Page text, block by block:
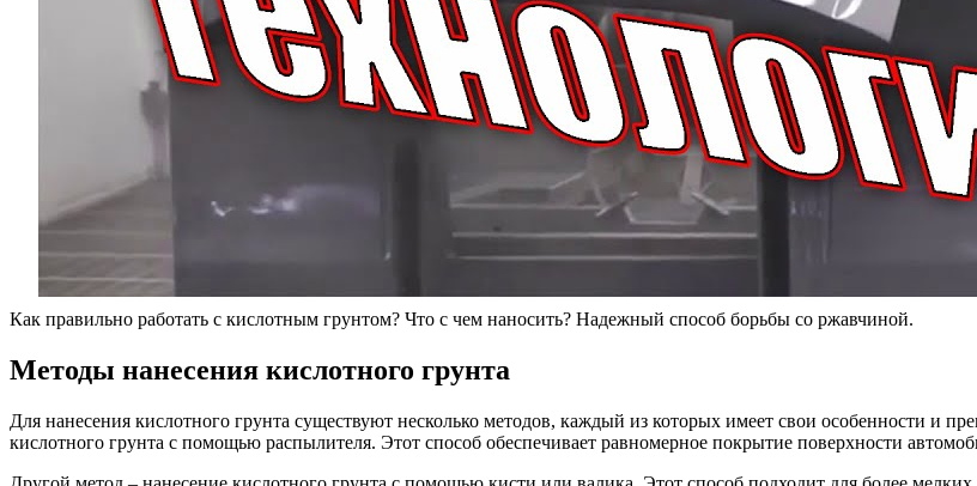
Как правильно работать с кислотным грунтом? Что с чем наносить? Надежный способ борьбы со ржавчиной.
Методы нанесения кислотного грунта
Для нанесения кислотного грунта существуют несколько методов, каждый из которых имеет свои особенности и
кислотного грунта с помощью распылителя. Этот способ обеспечивает равномерное покрытие поверхности